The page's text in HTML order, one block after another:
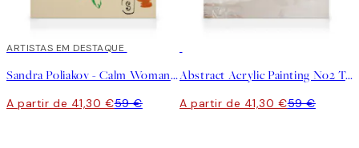
30%*
ARTISTAS EM DESTAQUE
Sandra Poliakov - Calm Woman Portrait Tela
A partir de 41,30 €59 €
Abstract Acrylic Painting No2 Tela
A partir de 41,30 €59 €